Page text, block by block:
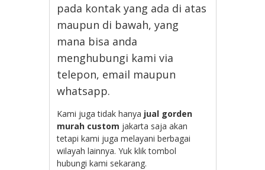
pada kontak yang ada di atas
maupun di bawah, yang
mana bisa anda
menghubungi kami via
telepon, email maupun
whatsapp.
Kami juga tidak hanya jual gorden
murah custom jakarta saja akan
tetapi kami juga melayani berbagai
wilayah lainnya. Yuk klik tombol
hubungi kami sekarang.